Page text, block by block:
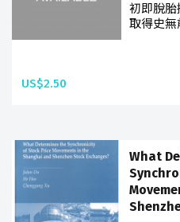
初即脫胎
取得史無
US$2.50
What